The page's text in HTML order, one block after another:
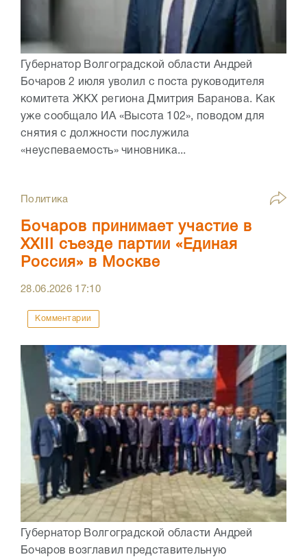
Губернатор Волгоградской области Андрей
Бочаров 2 июля уволил с поста руководителя
комитета ЖКХ региона Дмитрия Баранова. Как
уже сообщало ИА «Высота 102», поводом для
снятия с должности послужила
«неуспеваемость» чиновника...
Политика
Бочаров принимает участие в
XXIII съезде партии «Единая
Россия» в Москве
28.06.2026 17:10
Комментарии
Губернатор Волгоградской области Андрей
Бочаров возглавил представительную